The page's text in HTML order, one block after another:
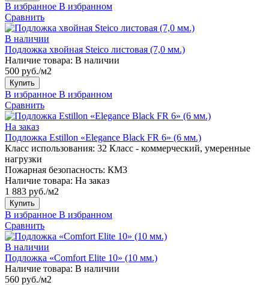
В избранное В избранном
Сравнить
В наличии
Подложка хвойная Steico листовая (7,0 мм.)
Наличие товара: В наличии
500 руб./м2
Купить
В избранное В избранном
Сравнить
На заказ
Подложка Estillon «Elegance Black FR 6» (6 мм.)
Класс использования: 32 Класс - коммерческий, умеренные
нагрузки
Пожарная безопасность: КМ3
Наличие товара: На заказ
1 883 руб./м2
Купить
В избранное В избранном
Сравнить
В наличии
Подложка «Comfort Elite 10» (10 мм.)
Наличие товара: В наличии
560 руб./м2